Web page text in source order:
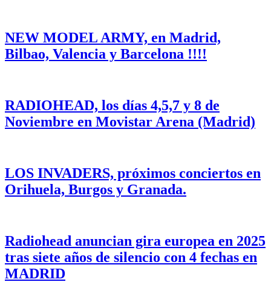
NEW MODEL ARMY, en Madrid,
Bilbao, Valencia y Barcelona !!!!
RADIOHEAD, los días 4,5,7 y 8 de
Noviembre en Movistar Arena (Madrid)
LOS INVADERS, próximos conciertos en
Orihuela, Burgos y Granada.
Radiohead anuncian gira europea en 2025
tras siete años de silencio con 4 fechas en
MADRID